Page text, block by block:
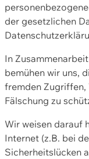
der gesetzlichen
In
bemühen wir uns,
fremden Zugriffen,
Fälschung zu
Wir weisen darauf
Internet (z.B. bei
Sicherheitslücken